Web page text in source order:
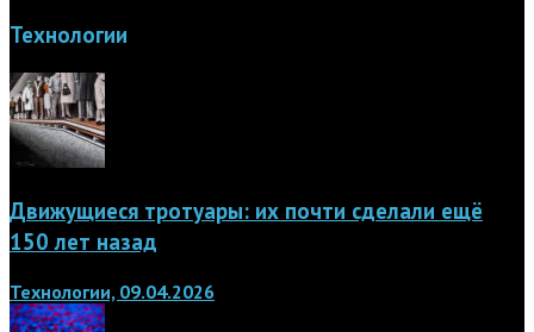
Технологии
Движущиеся тротуары: их почти сделали ещё
150 лет назад
Технологии, 09.04.2026